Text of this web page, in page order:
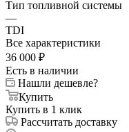
Тип топливной системы
—
TDI
Все характеристики
36 000 ₽
Есть в наличии
Нашли дешевле?
Купить
Купить в 1 клик
Рассчитать доставку